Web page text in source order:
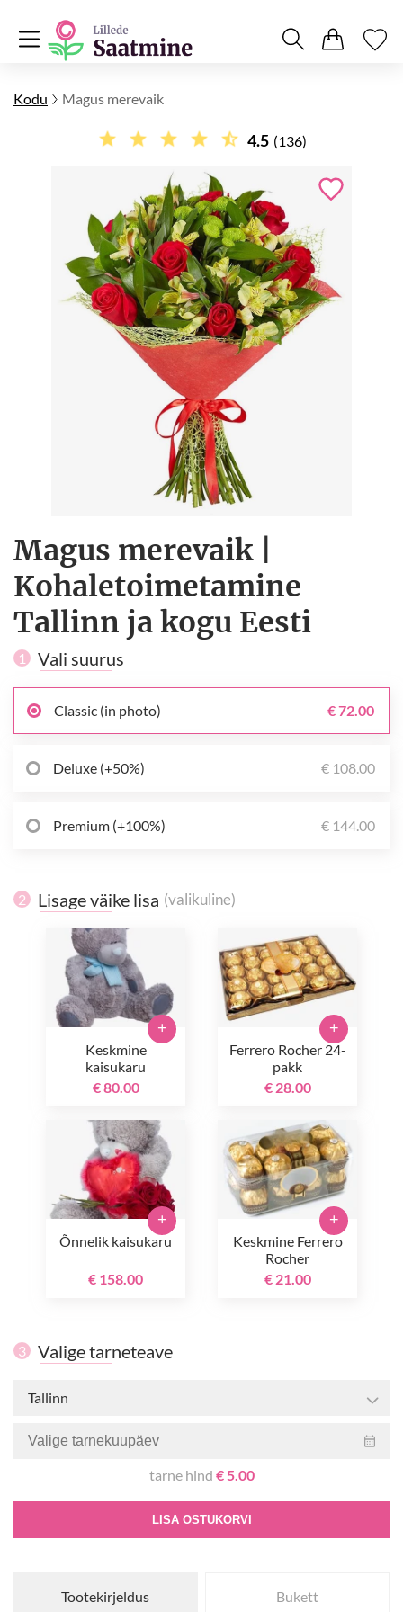
Kodu Magus merevaik
4.5 (136)
Magus merevaik |
Kohaletoimetamine
Tallinn ja kogu Eesti
1 Vali suurus
Classic (in photo) € 72.00
Deluxe (+50%) € 108.00
Premium (+100%) € 144.00
2 Lisage väike lisa (valikuline)
Keskmine
kaisukaru
€ 80.00
+
Ferrero Rocher 24-
pakk
€ 28.00
+
Õnnelik kaisukaru
€ 158.00
+
Keskmine Ferrero
Rocher
€ 21.00
+
3 Valige tarneteave
Tallinn
tarne hind € 5.00
LISA OSTUKORVI
Tootekirjeldus Bukett